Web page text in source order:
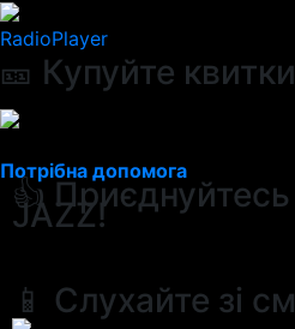
RadioPlayer
🎫 Купуйте
Потрібна допомога
👍
JAZZ!
📱 Слухайте зі